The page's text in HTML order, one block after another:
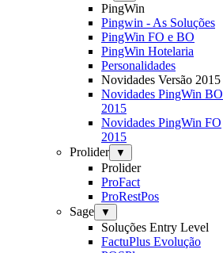
PingWin
Pingwin - As Soluções
PingWin FO e BO
PingWin Hotelaria
Personalidades
Novidades Versão 2015
Novidades PingWin BO
2015
Novidades PingWin FO
2015
Prolider
▼
Prolider
ProFact
ProRestPos
Sage
▼
Soluções Entry Level
FactuPlus Evolução